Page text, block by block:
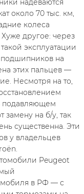
надеваются
около 70 тыс. км,
колеса
другое: через
эксплуатации
подшипников на
этих пальцев —
Несмотря на то,
подавляющем
на б/у, так
существенна. Эти
у владельцев
Peugeot
в РФ — с